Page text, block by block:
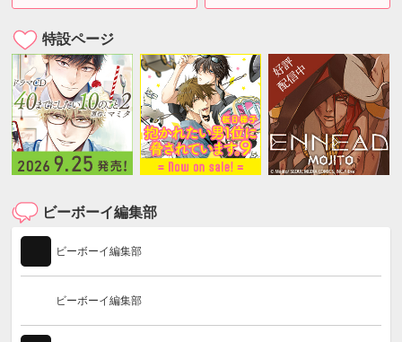
特設ページ
ビーボーイ編集部
ビーボーイ編集部
ビーボーイ編集部